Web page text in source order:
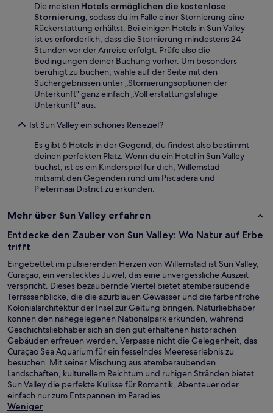
Die meisten Hotels ermöglichen die kostenlose
Stornierung, sodass du im Falle einer Stornierung eine
Rückerstattung erhältst. Bei einigen Hotels in Sun Valley
ist es erforderlich, dass die Stornierung mindestens 24
Stunden vor der Anreise erfolgt. Prüfe also die
Bedingungen deiner Buchung vorher. Um besonders
beruhigt zu buchen, wähle auf der Seite mit den
Suchergebnissen unter „Stornierungsoptionen der
Unterkunft" ganz einfach „Voll erstattungsfähige
Unterkunft" aus.
Ist Sun Valley ein schönes Reiseziel?
Es gibt 6 Hotels in der Gegend, du findest also bestimmt
deinen perfekten Platz. Wenn du ein Hotel in Sun Valley
buchst, ist es ein Kinderspiel für dich, Willemstad
mitsamt den Gegenden rund um Piscadera und
Pietermaai District zu erkunden.
Mehr über Sun Valley erfahren
Entdecke den Zauber von Sun Valley: Wo Natur auf Erbe
trifft
Eingebettet im pulsierenden Herzen von Willemstad ist Sun Valley,
Curaçao, ein verstecktes Juwel, das eine unvergessliche Auszeit
verspricht. Dieses bezaubernde Viertel bietet atemberaubende
Terrassenblicke, die die azurblauen Gewässer und die farbenfrohe
Kolonialarchitektur der Insel zur Geltung bringen. Naturliebhaber
können den nahegelegenen Nationalpark erkunden, während
Geschichtsliebhaber sich an den gut erhaltenen historischen
Gebäuden erfreuen werden. Verpasse nicht die Gelegenheit, das
Curaçao Sea Aquarium für ein fesselndes Meereserlebnis zu
besuchen. Mit seiner Mischung aus atemberaubenden
Landschaften, kulturellem Reichtum und ruhigen Stränden bietet
Sun Valley die perfekte Kulisse für Romantik, Abenteuer oder
einfach nur zum Entspannen im Paradies.
Weniger